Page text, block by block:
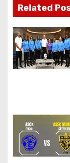
l
’
a
i
c
l
Related